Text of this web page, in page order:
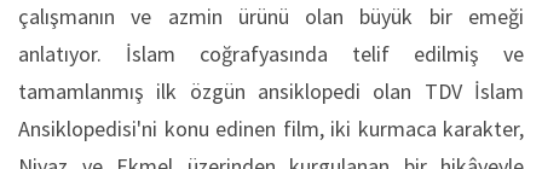
çalışmanın ve azmin ürünü olan büyük bir emeği
anlatıyor. İslam coğrafyasında telif edilmiş ve
tamamlanmış ilk özgün ansiklopedi olan TDV İslam
Ansiklopedisi'ni konu edinen film, iki kurmaca karakter,